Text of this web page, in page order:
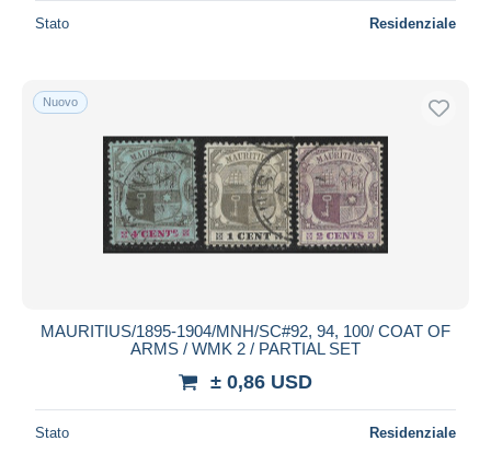
Stato Residenziale
Nuovo
MAURITIUS/1895-1904/MNH/SC#92, 94, 100/ COAT OF
ARMS / WMK 2 / PARTIAL SET
± 0,86 USD
Stato Residenziale